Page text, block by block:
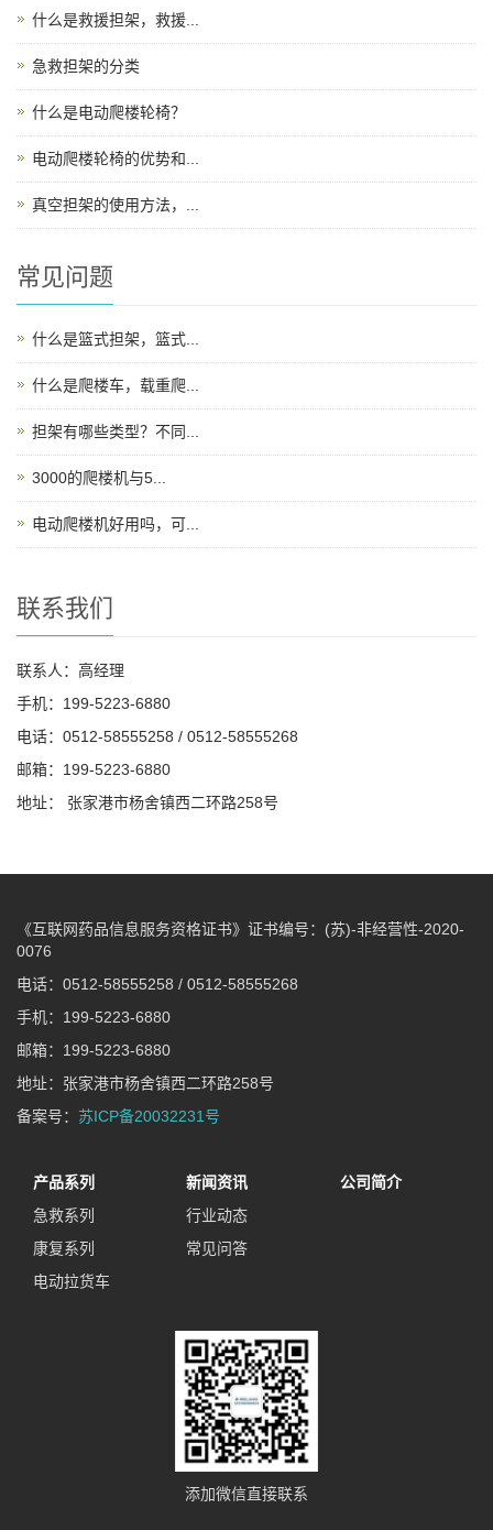
什么是救援担架，救援...
急救担架的分类
什么是电动爬楼轮椅？
电动爬楼轮椅的优势和...
真空担架的使用方法，...
常见问题
什么是篮式担架，篮式...
什么是爬楼车，载重爬...
担架有哪些类型？不同...
3000的爬楼机与5...
电动爬楼机好用吗，可...
联系我们
联系人：高经理
手机：199-5223-6880
电话：0512-58555258 / 0512-58555268
邮箱：199-5223-6880
地址： 张家港市杨舍镇西二环路258号
《互联网药品信息服务资格证书》证书编号：(苏)-非经营性-2020-
0076
电话：0512-58555258 / 0512-58555268
手机：199-5223-6880
邮箱：199-5223-6880
地址：张家港市杨舍镇西二环路258号
备案号： 苏ICP备20032231号
产品系列
急救系列
康复系列
电动拉货车
新闻资讯
行业动态
常见问答
公司简介
添加微信直接联系